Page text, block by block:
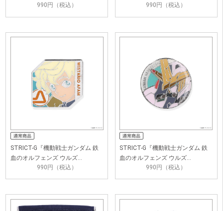
990円（税込）
990円（税込）
STRICT-G『機動戦士ガンダム 鉄
血のオルフェンズ ウルズ…
990円（税込）
STRICT-G『機動戦士ガンダム 鉄
血のオルフェンズ ウルズ…
990円（税込）